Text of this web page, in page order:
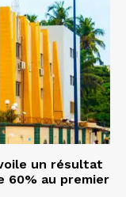
un résultat
60% au premier